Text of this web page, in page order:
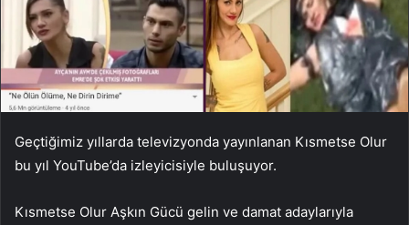
Geçtiğimiz yıllarda televizyonda yayınlanan Kısmetse Olur
bu yıl YouTube’da izleyicisiyle buluşuyor.
Kısmetse Olur Aşkın Gücü gelin ve damat adaylarıyla